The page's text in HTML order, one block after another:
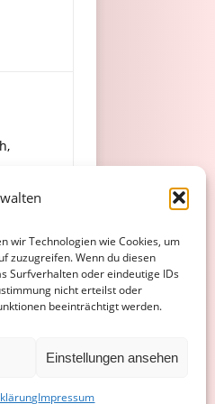
wir Technologien wie Cookies, um
zuzugreifen. Wenn du diesen
Surfverhalten oder eindeutige IDs
nicht erteilst oder
beeinträchtigt werden.
Einstellungen ansehen
Impressum
RICHTLINIE (EU)